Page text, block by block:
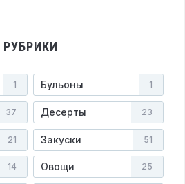
РУБРИКИ
1 Бульоны 1
37 Десерты 23
21 Закуски 51
14 Овощи 25